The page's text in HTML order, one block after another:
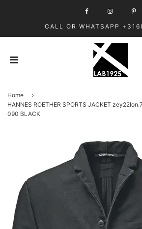
CALL OR WHATSAPP
Home
›
HANNES ROETHER SPORTS JACKET
090 BLACK